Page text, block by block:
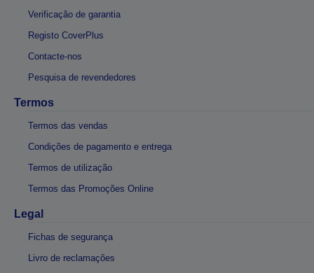
Verificação de garantia
Registo CoverPlus
Contacte-nos
Pesquisa de revendedores
Termos
Termos das vendas
Condições de pagamento e entrega
Termos de utilização
Termos das Promoções Online
Legal
Fichas de segurança
Livro de reclamações